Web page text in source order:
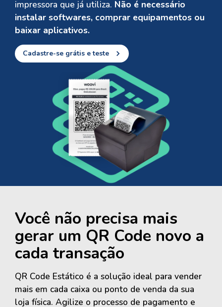
impressora que já utiliza. Não é necessário
instalar softwares, comprar equipamentos ou
baixar aplicativos.
Cadastre-se grátis e teste
Você não precisa mais
gerar um QR Code novo a
cada transação
QR Code Estático é a solução ideal para vender
mais em cada caixa ou ponto de venda da sua
loja física. Agilize o processo de pagamento e